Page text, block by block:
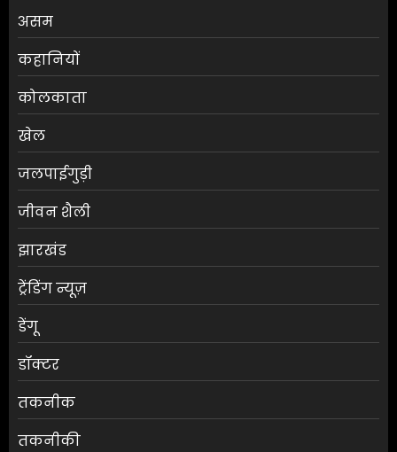
असम
कहानियों
कोलकाता
खेल
जलपाईगुड़ी
जीवन शैली
झारखंड
ट्रेंडिंग न्यूज़
डेंगू
डॉक्टर
तकनीक
तकनीकी